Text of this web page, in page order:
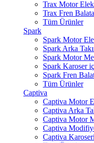
Trax Motor
Trax Fren
Tüm Ürünler
Spark
Spark Motor
Spark Arka
Spark Motor
Spark Karoser
Spark Fren
Tüm Ürünler
Captiva
Captiva Motor
Captiva Arka
Captiva Motor
Captiva
Captiva